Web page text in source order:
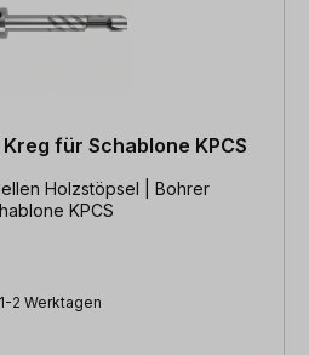
für Schablone KPCS
Holzstöpsel | Bohrer
KPCS
2 Werktagen